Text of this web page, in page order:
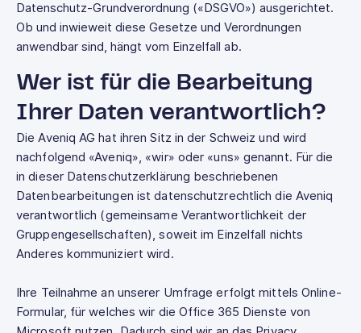
Datenschutz-Grundverordnung («DSGVO») ausgerichtet.
Ob und inwieweit diese Gesetze und Verordnungen
anwendbar sind, hängt vom Einzelfall ab.
Wer ist für die Bearbeitung
Ihrer Daten verantwortlich?
Die Aveniq AG hat ihren Sitz in der Schweiz und wird
nachfolgend «Aveniq», «wir» oder «uns» genannt. Für die
in dieser Datenschutzerklärung beschriebenen
Datenbearbeitungen ist datenschutzrechtlich die Aveniq
verantwortlich (gemeinsame Verantwortlichkeit der
Gruppengesellschaften), soweit im Einzelfall nichts
Anderes kommuniziert wird.
Ihre Teilnahme an unserer Umfrage erfolgt mittels Online-
Formular, für welches wir die Office 365 Dienste von